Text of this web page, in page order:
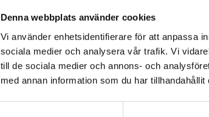
Denna webbplats använder cookies
Vi använder enhetsidentifierare för att anpassa
sociala medier och analysera vår trafik. Vi
till de sociala medier och annons- och
med annan information som du har
Det verkar som
enhet utanför
Sverige. För att